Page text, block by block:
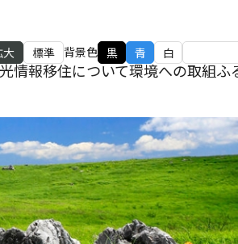
大 標準 背景色 黒 青 白
情報移住について環境への取組ふ